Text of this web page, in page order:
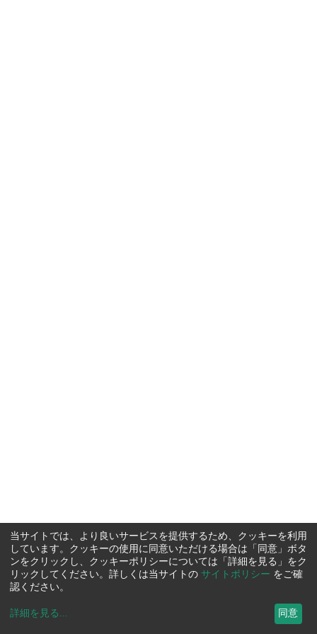
当サイトでは、より良いサービスを提供するため、クッキーを利用
しています。クッキーの使用に同意いただける場合は「同意」ボタ
ンをクリックし、クッキーポリシーについては「詳細を見る」をク
リックしてください。詳しくは当サイトの サイトポリシー をご確
認ください。
詳細を見る ... 同意